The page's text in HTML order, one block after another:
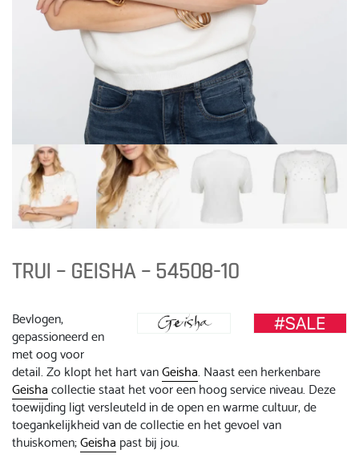
TRUI – GEISHA – 54508-10
Bevlogen,
gepassioneerd en
met oog voor
detail. Zo klopt het hart vanGeisha. Naast een herkenbare
Geishacollectie staat het voor een hoog service niveau. Deze
toewijding ligt versleuteld in de open en warme cultuur, de
toegankelijkheid van de collectie en het gevoel van
thuiskomen;Geisha past bij jou.